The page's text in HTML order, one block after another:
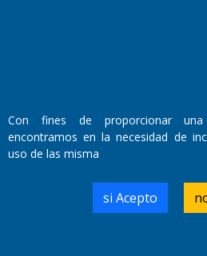
Domicilio Legal: José Ingenieros 855,
Número de Registro DNDA:
RL-2019-55551274-APN-DNDA#MJ
Con fines de proporcionar
encontramos en la necesidad de
uso de las misma
si Acepto